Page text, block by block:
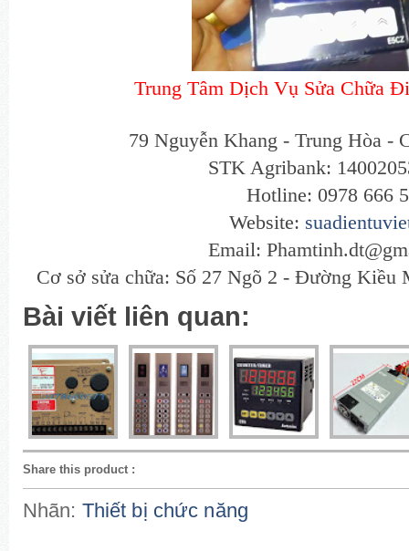
Trung Tâm Dịch Vụ Sửa Chữa
79 Nguyễn Khang - Trung Hòa -
STK Agribank:
Hotline: 0978 666
Website:
Email:
Cơ sở sửa chữa: Số 27 Ngõ 2 - Đường Kiều
Bài viết liên quan:
Share this product :
Nhãn: Thiết bị chức năng